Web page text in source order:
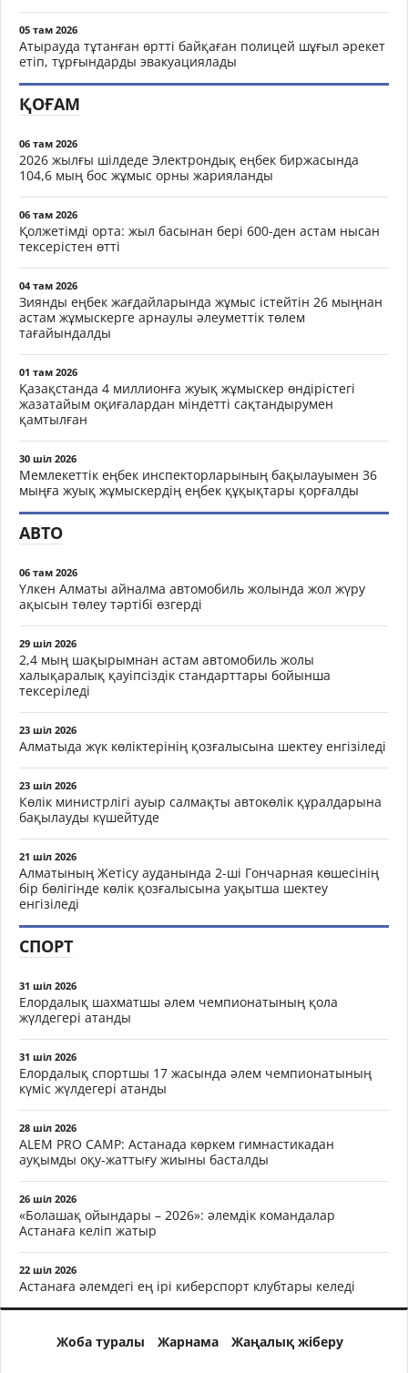
05 там 2026
Атырауда тұтанған өртті байқаған полицей шұғыл әрекет
етіп, тұрғындарды эвакуациялады
ҚОҒАМ
06 там 2026
2026 жылғы шілдеде Электрондық еңбек биржасында
104,6 мың бос жұмыс орны жарияланды
06 там 2026
Қолжетімді орта: жыл басынан бері 600-ден астам нысан
тексерістен өтті
04 там 2026
Зиянды еңбек жағдайларында жұмыс істейтін 26 мыңнан
астам жұмыскерге арнаулы әлеуметтік төлем
тағайындалды
01 там 2026
Қазақстанда 4 миллионға жуық жұмыскер өндірістегі
жазатайым оқиғалардан міндетті сақтандырумен
қамтылған
30 шіл 2026
Мемлекеттік еңбек инспекторларының бақылауымен 36
мыңға жуық жұмыскердің еңбек құқықтары қорғалды
АВТО
06 там 2026
Үлкен Алматы айналма автомобиль жолында жол жүру
ақысын төлеу тәртібі өзгерді
29 шіл 2026
2,4 мың шақырымнан астам автомобиль жолы
халықаралық қауіпсіздік стандарттары бойынша
тексеріледі
23 шіл 2026
Алматыда жүк көліктерінің қозғалысына шектеу енгізіледі
23 шіл 2026
Көлік министрлігі ауыр салмақты автокөлік құралдарына
бақылауды күшейтуде
21 шіл 2026
Алматының Жетісу ауданында 2-ші Гончарная көшесінің
бір бөлігінде көлік қозғалысына уақытша шектеу
енгізіледі
СПОРТ
31 шіл 2026
Елордалық шахматшы әлем чемпионатының қола
жүлдегері атанды
31 шіл 2026
Елордалық спортшы 17 жасында әлем чемпионатының
күміс жүлдегері атанды
28 шіл 2026
ALEM PRO CAMP: Астанада көркем гимнастикадан
ауқымды оқу-жаттығу жиыны басталды
26 шіл 2026
«Болашақ ойындары – 2026»: әлемдік командалар
Астанаға келіп жатыр
22 шіл 2026
Астанаға әлемдегі ең ірі киберспорт клубтары келеді
Жоба туралы Жарнама Жаңалық жіберу